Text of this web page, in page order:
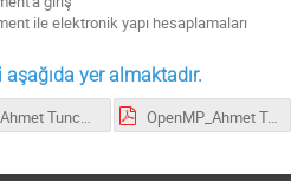
ile elektronik yapı hesaplamaları
yer almaktadır.
OpenMP_Ahmet Tuncer Durak.pdf